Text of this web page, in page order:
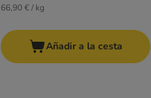
66,90 € / kg
Añadir a la cesta